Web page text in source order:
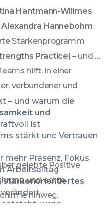
Hantmann-Willmes
Alexandra Hannebohm
Practice) – und
hilft, in einer
verbundener und
– und warum die
und
ist
stärkt und Vertrauen
mehr Präsenz, Fokus
Arbeitsalltag
stärkenorientiertes
wenn
gelebte Positive
und echte
hinweg.